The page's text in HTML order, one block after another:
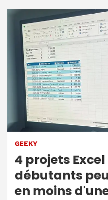
GEEKY
4 projets
débutants
en moins